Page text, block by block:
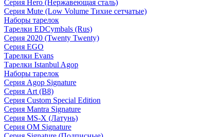
Серия Hero (Нержавеющая сталь)
Серия Mute (Low Volume Тихие сетчатые)
Наборы тарелок
Тарелки EDCymbals (Rus)
Серия 2020 (Twenty Twenty)
Серия EGO
Тарелки Evans
Тарелки Istanbul Agop
Наборы тарелок
Серия Agop Signature
Серия Art (B8)
Серия Custom Special Edition
Серия Mantra Signature
Серия MS-X (Латунь)
Серия OM Signature